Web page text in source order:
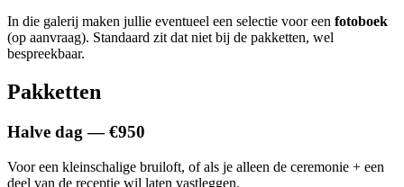
In die galerij maken jullie eventueel een selectie voor een fotoboek
(op aanvraag). Standaard zit dat niet bij de pakketten, wel
bespreekbaar.
Pakketten
Halve dag — €950
Voor een kleinschalige bruiloft, of als je alleen de ceremonie + een
deel van de receptie wil laten vastleggen.